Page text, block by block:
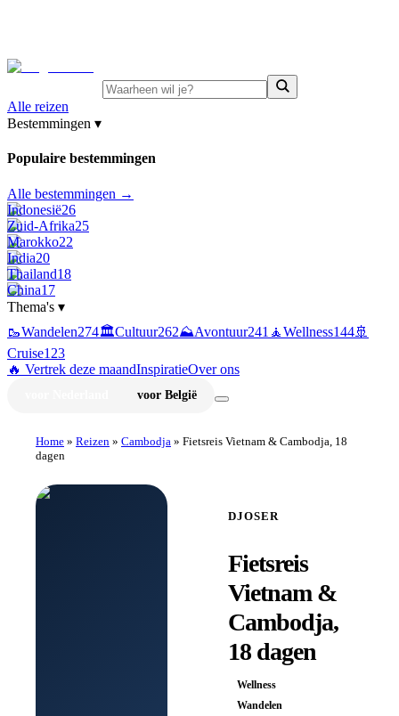
Alle reizen
Bestemmingen ▾
Populaire bestemmingen
Alle bestemmingen →
Indonesië26
Zuid-Afrika25
Marokko22
India20
Thailand18
China17
Thema's ▾
🥾Wandelen274🏛️Cultuur262⛰️Avontuur241 🧘Wellness144🚢
Cruise123
🔥 Vertrek deze maandInspiratieOver ons
voor België
Home » Reizen » Cambodja » Fietsreis Vietnam & Cambodja, 18
dagen
DJOSER
Fietsreis
Vietnam &
Cambodja,
18 dagen
Wellness
Wandelen